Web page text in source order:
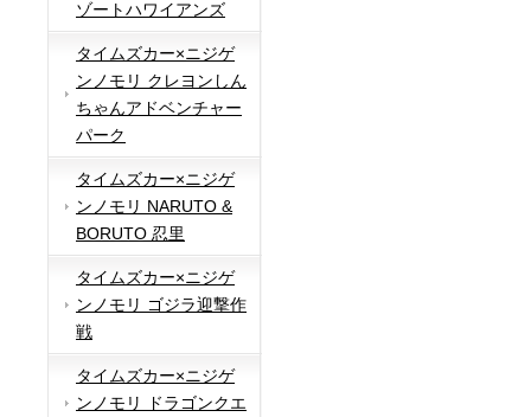
ゾートハワイアンズ
タイムズカー×ニジゲ
ンノモリ クレヨンしん
ちゃんアドベンチャー
パーク
タイムズカー×ニジゲ
ンノモリ NARUTO &
BORUTO 忍里
タイムズカー×ニジゲ
ンノモリ ゴジラ迎撃作
戦
タイムズカー×ニジゲ
ンノモリ ドラゴンクエ